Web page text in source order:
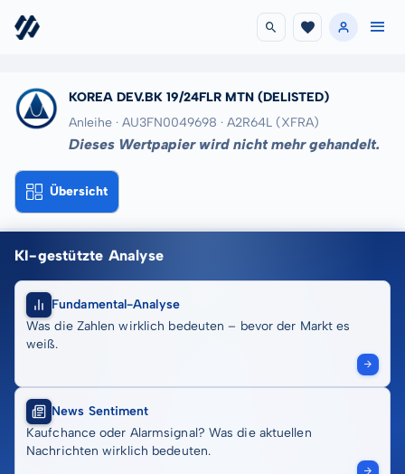
KOREA DEV.BK 19/24FLR MTN (DELISTED)
Anleihe · AU3FN0049698 · A2R64L (XFRA)
Dieses Wertpapier wird nicht mehr gehandelt.
Übersicht
KI-gestützte Analyse
Fundamental-Analyse
Was die Zahlen wirklich bedeuten – bevor der Markt es
weiß.
News Sentiment
Kaufchance oder Alarmsignal? Was die aktuellen
Nachrichten wirklich bedeuten.